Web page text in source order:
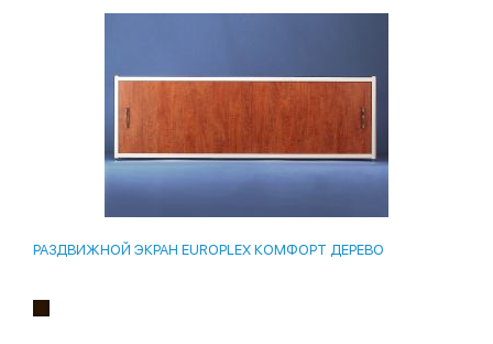
РАЗДВИЖНОЙ ЭКРАН EUROPLEX КОМФОРТ ДЕРЕВО